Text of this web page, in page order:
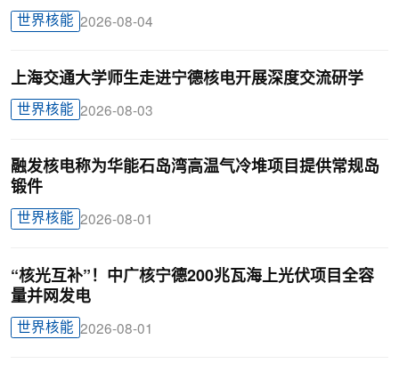
世界核能 2026-08-04
上海交通大学师生走进宁德核电开展深度交流研学
世界核能 2026-08-03
融发核电称为华能石岛湾高温气冷堆项目提供常规岛
锻件
世界核能 2026-08-01
“核光互补”！中广核宁德200兆瓦海上光伏项目全容
量并网发电
世界核能 2026-08-01